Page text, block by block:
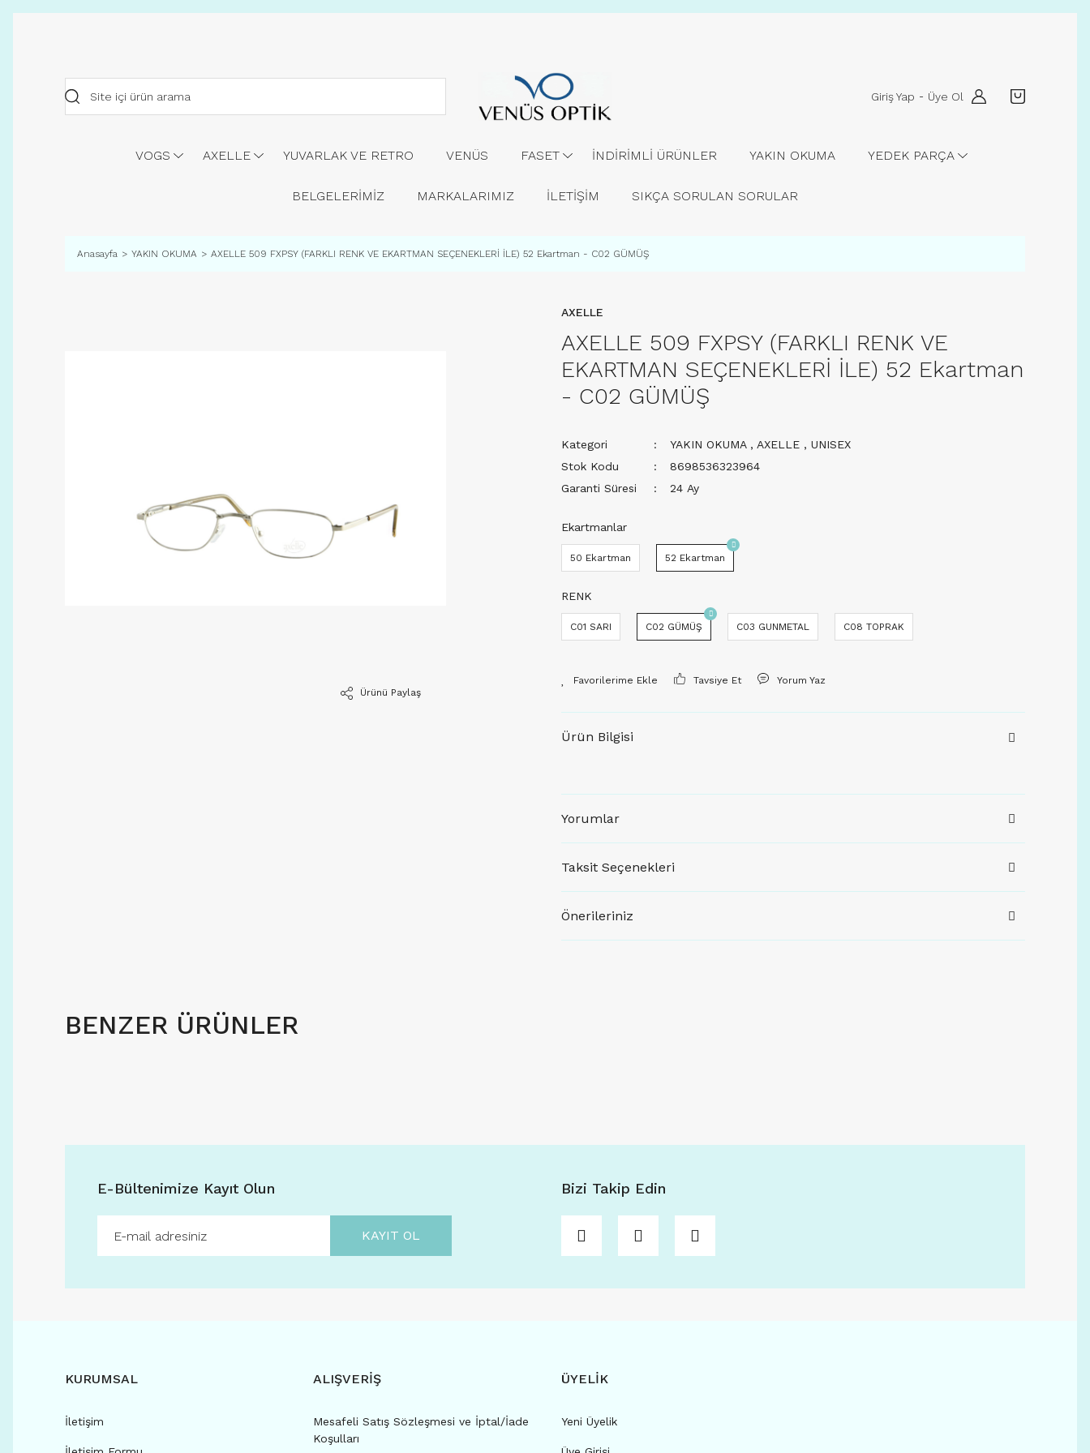
Giriş Yap - Üye Ol
VOGS AXELLE YUVARLAK VE RETRO VENÜS FASET İNDİRİMLİ ÜRÜNLER YAKIN OKUMA YEDEK PARÇA
BELGELERİMİZ MARKALARIMIZ İLETİŞİM SIKÇA SORULAN SORULAR
Anasayfa YAKIN OKUMA AXELLE 509 FXPSY (FARKLI RENK VE EKARTMAN SEÇENEKLERİ İLE) 52 Ekartman - C02 GÜMÜŞ
Ürünü Paylaş
AXELLE
AXELLE 509 FXPSY (FARKLI RENK VE
EKARTMAN SEÇENEKLERİ İLE) 52 Ekartman
- C02 GÜMÜŞ
Kategori YAKIN OKUMA , AXELLE ,UNISEX
Stok Kodu
8698536323964
Garanti Süresi
24 Ay
Ekartmanlar
50 Ekartman 52 Ekartman
RENK
C01 SARI C02 GÜMÜŞ C03 GUNMETAL C08 TOPRAK
Tavsiye Et Yorum Yaz
Ürün Bilgisi
Yorumlar
Taksit Seçenekleri
Önerileriniz
BENZER ÜRÜNLER
E-Bültenimize Kayıt Olun
KAYIT OL
Bizi Takip Edin
KURUMSAL
İletişim
ALIŞVERİŞ
Mesafeli Satış Sözleşmesi ve İptal/İade
Koşulları
ÜYELİK
Yeni Üyelik